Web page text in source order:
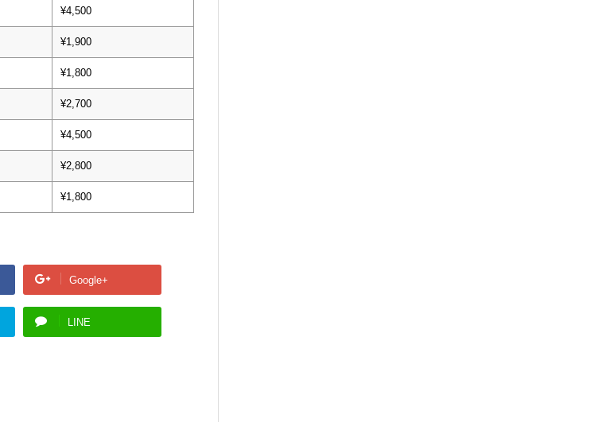
¥4,500
¥1,900
¥1,800
¥2,700
¥4,500
¥2,800
¥1,800
Google+
LINE